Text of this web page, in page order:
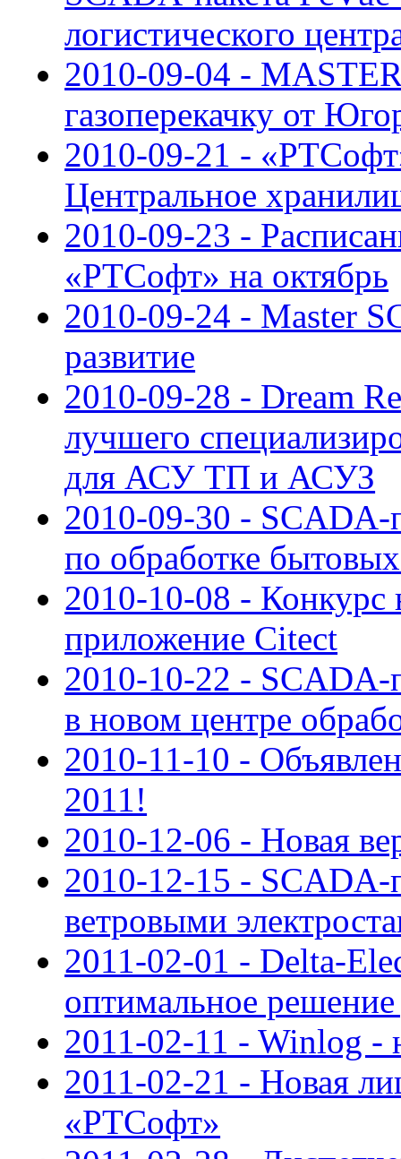
логистического
2010-09-04 -
газоперекачку от
2010-09-21 -
Центральное
2010-09-23 -
«РТСофт» на октябрь
2010-09-24 - Master
развитие
2010-09-28 - Dream
лучшего
для АСУ ТП и АСУЗ
2010-09-30 - SCADA-
по обработке
2010-10-08 -
приложение Citect
2010-10-22 - SCADA-
в новом центре
2010-11-10 -
2011!
2010-12-06 - Новая
2010-12-15 - SCADA-
ветровыми
2011-02-01 - Delta-
оптимальное
2011-02-11 - Winlog -
2011-02-21 - Новая
«РТСофт»